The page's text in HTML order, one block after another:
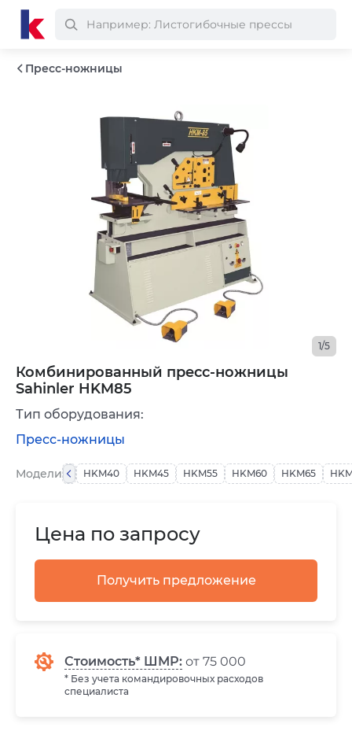
Пресс-ножницы
Комбинированный пресс-ножницы
Sahinler HKM85
1/5
Цена по запросу
Получить предложение
Стоимость* ШМР: от 75 000
* Без учета командировочных расходов
специалиста
Модели HKM40 HKM45 HKM55 HKM60 HKM65
Тип оборудования:
Пресс-ножницы